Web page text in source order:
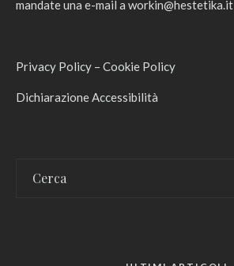
mandate una e-mail a workin@hestetika.it
Privacy Policy – Cookie Policy
Dichiarazione Accessibilità